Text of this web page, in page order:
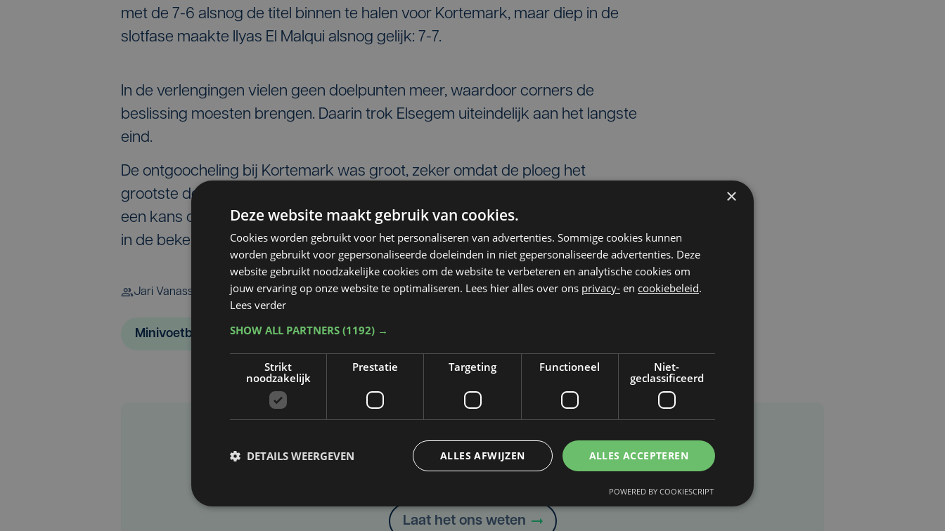
met de 7-6 alsnog de titel binnen te halen voor Kortemark, maar diep in de
slotfase maakte Ilyas El Malqui alsnog gelijk: 7-7.
In de verlengingen vielen geen doelpunten meer, waardoor corners de
beslissing moesten brengen. Daarin trok Elsegem uiteindelijk aan het langste
eind.
De ontgoocheling bij Kortemark was groot, zeker omdat de ploeg het
grootste deel van het seizoen aan de leiding stond. Toch krijgt het team snel
een kans op revanche: op 29 mei ontmoeten beide ploegen elkaar opnieuw
in de bekerfinale.
Jari Vanassche
Minivoetbal
Taalfout opgemerkt?
Heb je een taal- of schrijffout opgemerkt in dit artikel?
Laat het ons weten
×
Deze website maakt gebruik van cookies.
Cookies worden gebruikt voor het personaliseren van advertenties. Sommige cookies kunnen
worden gebruikt voor gepersonaliseerde doeleinden in niet gepersonaliseerde advertenties. Deze
website gebruikt noodzakelijke cookies om de website te verbeteren en analytische cookies om
jouw ervaring op onze website te optimaliseren. Lees hier alles over ons privacy- en cookiebeleid.
Lees verder
SHOW ALL PARTNERS (1192) →
Strikt
noodzakelijk
Prestatie Targeting Functioneel
Niet-
geclassificeerd
ALLES ACCEPTEREN
ALLES AFWIJZEN
DETAILS WEERGEVEN
POWERED BY COOKIESCRIPT